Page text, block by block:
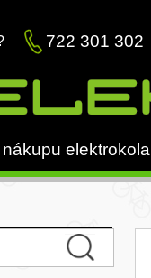
722 301 302
elektrokola